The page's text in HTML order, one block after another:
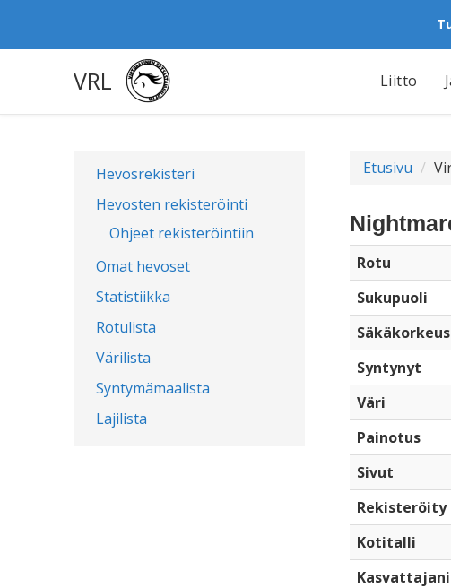
VRL Liitto
Hevosrekisteri
Hevosten rekisteröinti
Ohjeet rekisteröintiin
Omat hevoset
Statistiikka
Rotulista
Värilista
Syntymämaalista
Lajilista
Etusivu
Rotu
Sukupuoli
Säkäkorkeus
Syntynyt
Väri
Painotus
Sivut
Rekisteröity
Kotitalli